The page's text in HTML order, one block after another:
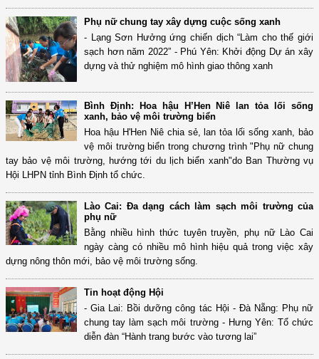
Phụ nữ chung tay xây dựng cuộc sống xanh
- Lạng Sơn Hưởng ứng chiến dịch “Làm cho thế giới
sạch hơn năm 2022” - Phú Yên: Khởi động Dự án xây
dựng và thử nghiệm mô hình giao thông xanh
Bình Định: Hoa hậu H’Hen Niê lan tỏa lối sống
xanh, bảo vệ môi trường biển
Hoa hậu H'Hen Niê chia sẻ, lan tỏa lối sống xanh, bảo
vệ môi trường biển trong chương trình "Phụ nữ chung
tay bảo vệ môi trường, hướng tới du lịch biển xanh"do Ban Thường vụ
Hội LHPN tỉnh Bình Định tổ chức.
Lào Cai: Đa dạng cách làm sạch môi trường của
phụ nữ
Bằng nhiều hình thức tuyên truyền, phụ nữ Lào Cai
ngày càng có nhiều mô hình hiệu quả trong việc xây
dựng nông thôn mới, bảo vệ môi trường sống.
Tin hoạt động Hội
- Gia Lai: Bồi dưỡng công tác Hội - Đà Nẵng: Phụ nữ
chung tay làm sạch môi trường - Hưng Yên: Tổ chức
diễn đàn “Hành trang bước vào tương lai”